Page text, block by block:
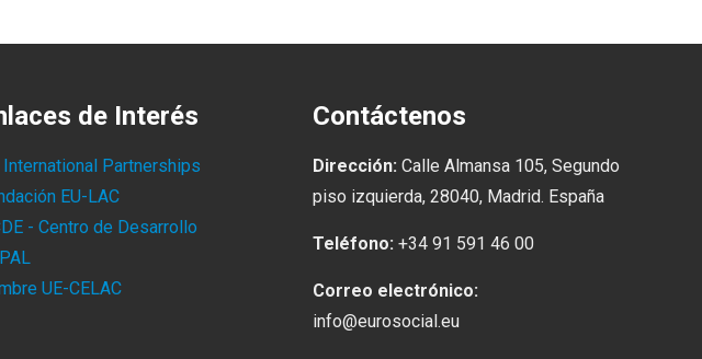
de Interés
International Partnerships
EU-LAC
- Centro de Desarrollo
UE-CELAC
Contáctenos
Dirección: Calle Almansa 105, Segundo
piso izquierda, 28040, Madrid. España
Teléfono: +34 91 591 46 00
Correo electrónico:
info@eurosocial.eu